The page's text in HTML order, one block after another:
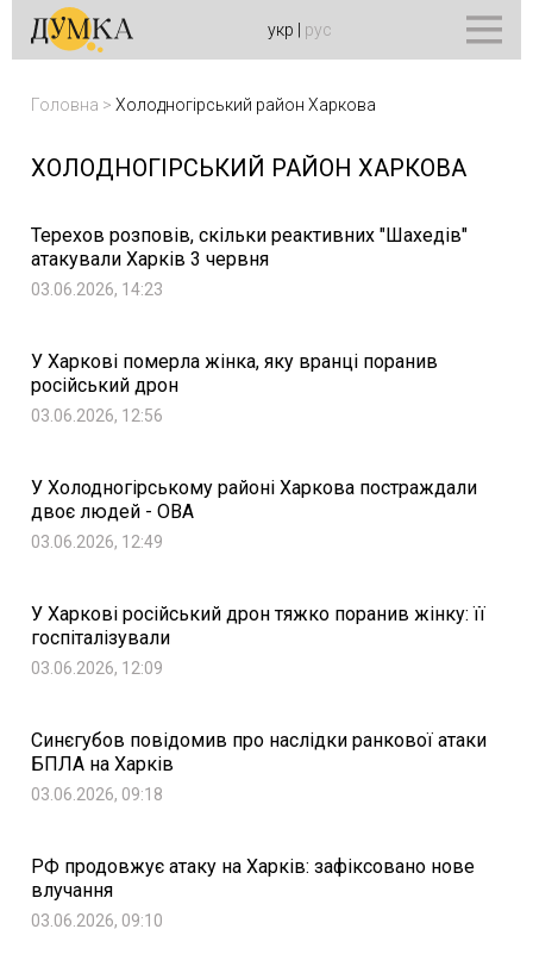
укр рус
Головна > Холодногірський район Харкова
ХОЛОДНОГІРСЬКИЙ РАЙОН ХАРКОВА
Терехов розповів, скільки реактивних "Шахедів"
атакували Харків 3 червня
03.06.2026, 14:23
У Харкові померла жінка, яку вранці поранив
російський дрон
03.06.2026, 12:56
У Холодногірському районі Харкова постраждали
двоє людей - ОВА
03.06.2026, 12:49
У Харкові російський дрон тяжко поранив жінку: її
госпіталізували
03.06.2026, 12:09
Синєгубов повідомив про наслідки ранкової атаки
БПЛА на Харків
03.06.2026, 09:18
РФ продовжує атаку на Харків: зафіксовано нове
влучання
03.06.2026, 09:10